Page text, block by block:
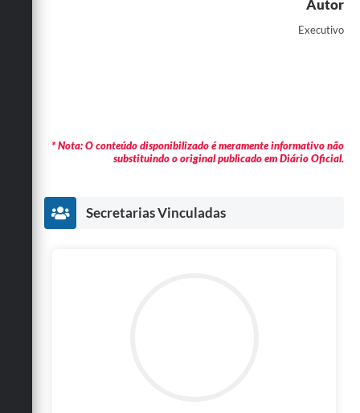
Autor
Executivo
* Nota: O conteúdo disponibilizado é meramente informativo não
substituindo o original publicado em Diário Oficial.
Secretarias Vinculadas